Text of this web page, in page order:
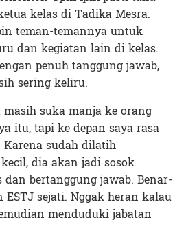
kelas di Tadika Mesra.
teman-temannya untuk
dan kegiatan lain di kelas.
penuh tanggung jawab,
sering keliru.
suka manja ke orang
itu, tapi ke depan saya rasa
Karena sudah dilatih
dia akan jadi sosok
bertanggung jawab. Benar-
sejati. Nggak heran kalau
menduduki jabatan